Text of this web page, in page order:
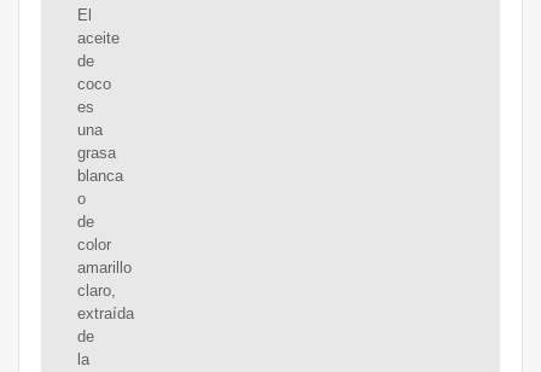
El
aceite
de
coco
es
una
grasa
blanca
o
de
color
amarillo
claro,
extraída
de
la